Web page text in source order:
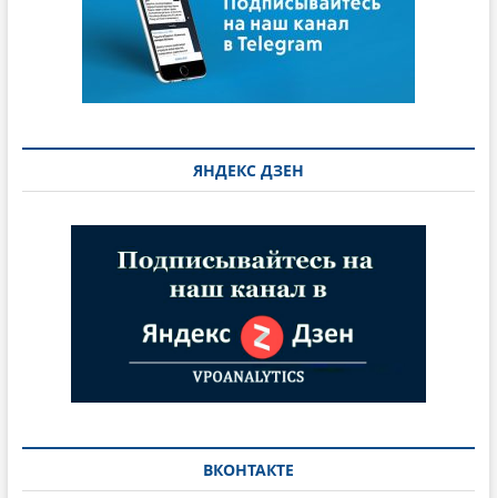
ЯНДЕКС ДЗЕН
ВКОНТАКТЕ